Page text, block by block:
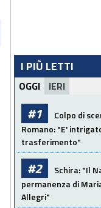
I PIÙ LETTI
OGGI IERI
#1
Colpo di
Romano: "E'
trasferimento"
#2
Schira: "Il
permanenza di
Allegri"